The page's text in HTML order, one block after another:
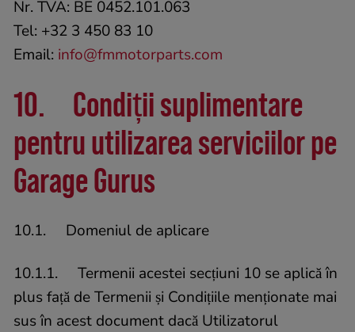
Nr. TVA: BE 0452.101.063
Tel: +32 3 450 83 10
Email: info@fmmotorparts.com
10.
Condiții suplimentare
pentru utilizarea serviciilor pe
Garage Gurus
10.1. Domeniul de aplicare
10.1.1. Termenii acestei secțiuni 10 se aplică în
plus față de Termenii și Condițiile menționate mai
sus în acest document dacă Utilizatorul